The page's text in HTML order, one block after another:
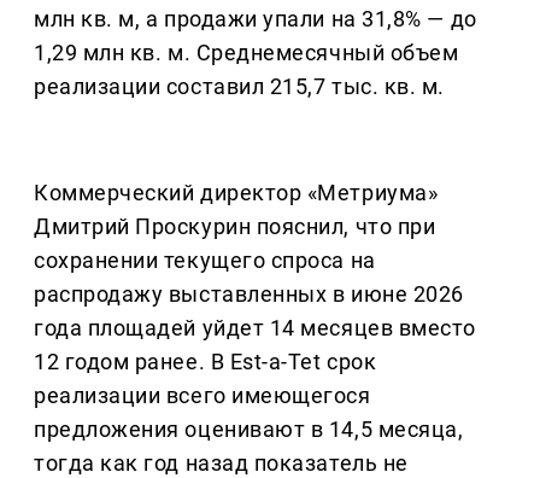
млн кв. м, а продажи упали на 31,8% — до
1,29 млн кв. м. Среднемесячный объем
реализации составил 215,7 тыс. кв. м.
Коммерческий директор «Метриума»
Дмитрий Проскурин пояснил, что при
сохранении текущего спроса на
распродажу выставленных в июне 2026
года площадей уйдет 14 месяцев вместо
12 годом ранее. В Est-a-Tet срок
реализации всего имеющегося
предложения оценивают в 14,5 месяца,
тогда как год назад показатель не